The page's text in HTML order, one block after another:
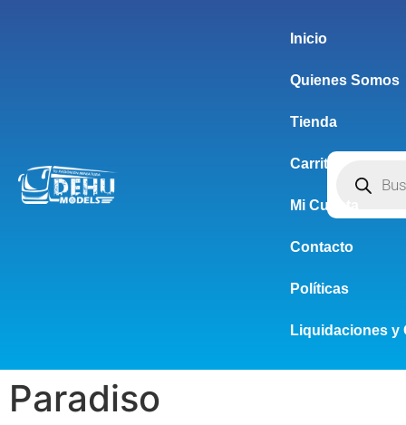
Inicio
Quienes Somos
Tienda
Carrito
Mi Cuenta
Contacto
Políticas
Liquidaciones y
Paradiso